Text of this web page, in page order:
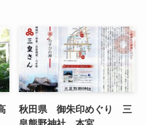
秋田県 御朱印めぐり 三